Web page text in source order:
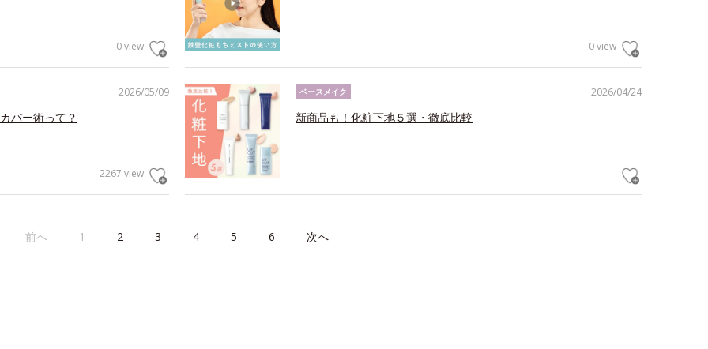
0 view 0 view
2026/05/09
バー術って？
2267 view
2026/04/24
ベースメイク
新商品も！化粧下地５選・徹底比較
前へ 1 2 3 4 5 6 次へ